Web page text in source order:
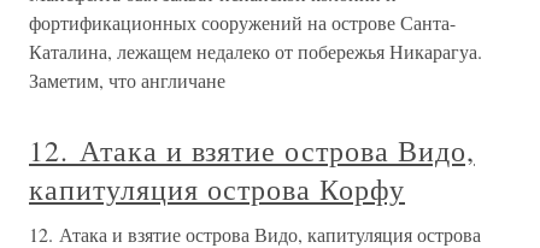
фортификационных сооружений на острове Санта-
Каталина, лежащем недалеко от побережья Никарагуа.
Заметим, что англичане
12. Атака и взятие острова Видо,
капитуляция острова Корфу
12. Атака и взятие острова Видо, капитуляция острова